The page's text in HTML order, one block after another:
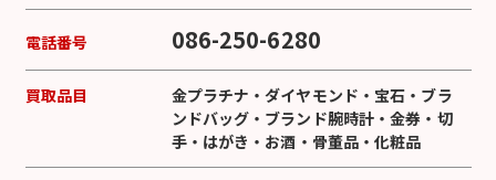
電話番号 086-250-6280
買取品目 金プラチナ ・ダイヤモンド ・ 宝石 ・ ブラ
ンドバッグ ・ ブランド腕時計 ・金券 ・ 切
手・ はがき ・ お酒 ・ 骨董品 ・化粧品